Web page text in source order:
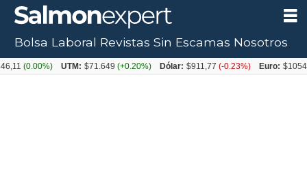
Bolsa Laboral Revistas Sin Escamas Nosotros
UTM: $71.649(+0.20%) Dólar: $911,77 (-0.23%) Euro: $1054,31